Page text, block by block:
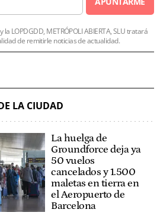
LOPDGDD, METRÓPOLI ABIERTA, SLU tratará
de remitirle noticias de actualidad.
LA CIUDAD
La huelga de
Groundforce deja ya
50 vuelos
cancelados y 1.500
maletas en tierra en
el Aeropuerto de
Barcelona